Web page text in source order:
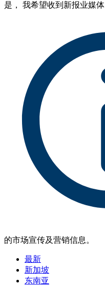
是， 我希望收到新报业媒体
的市场宣传及营销信息。
最新
新加坡
东南亚